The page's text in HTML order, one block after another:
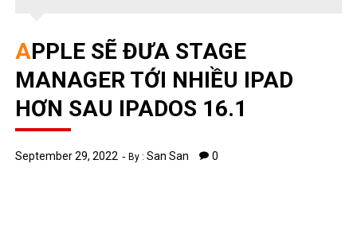
APPLE SẼ ĐƯA STAGE
MANAGER TỚI NHIỀU IPAD
HƠN SAU IPADOS 16.1
September 29, 2022 By :San San 0